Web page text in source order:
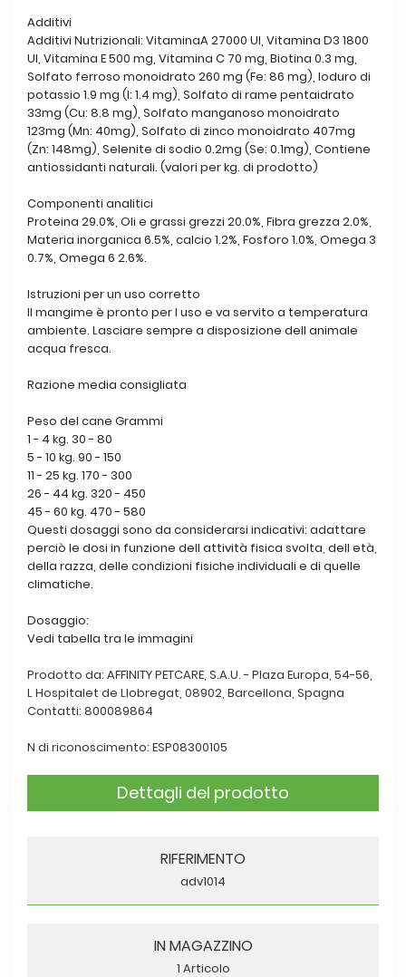
Additivi
Additivi Nutrizionali: VitaminaA 27000 UI, Vitamina D3 1800
UI, Vitamina E 500 mg, Vitamina C 70 mg, Biotina 0.3 mg,
Solfato ferroso monoidrato 260 mg (Fe: 86 mg), Ioduro di
potassio 1.9 mg (I: 1.4 mg), Solfato di rame pentaidrato
33mg (Cu: 8.8 mg), Solfato manganoso monoidrato
123mg (Mn: 40mg), Solfato di zinco monoidrato 407mg
(Zn: 148mg), Selenite di sodio 0.2mg (Se: 0.1mg), Contiene
antiossidanti naturali. (valori per kg. di prodotto)
Componenti analitici
Proteina 29.0%, Oli e grassi grezzi 20.0%, Fibra grezza 2.0%,
Materia inorganica 6.5%, calcio 1.2%, Fosforo 1.0%, Omega 3
0.7%, Omega 6 2.6%.
Istruzioni per un uso corretto
Il mangime è pronto per l uso e va servito a temperatura
ambiente. Lasciare sempre a disposizione dell animale
acqua fresca.
Razione media consigliata
Peso del cane Grammi
1 - 4 kg. 30 - 80
5 - 10 kg. 90 - 150
11 - 25 kg. 170 - 300
26 - 44 kg. 320 - 450
45 - 60 kg. 470 - 580
Questi dosaggi sono da considerarsi indicativi: adattare
perciò le dosi in funzione dell attività fisica svolta, dell età,
della razza, delle condizioni fisiche individuali e di quelle
climatiche.
Dosaggio:
Vedi tabella tra le immagini
Prodotto da: AFFINITY PETCARE, S.A.U. - Plaza Europa, 54-56,
L Hospitalet de Llobregat, 08902, Barcellona, Spagna
Contatti: 800089864
N di riconoscimento: ESP08300105
Dettagli del prodotto
RIFERIMENTO
adv1014
IN MAGAZZINO
1 Articolo